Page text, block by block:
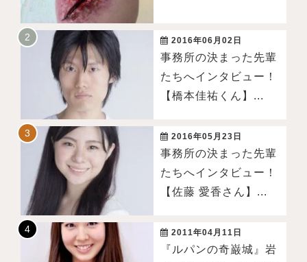
2016年06月02日
事務所の決まった先輩
たちへインタビュー！
【橋本佳祐くん】...
2016年05月23日
事務所の決まった先輩
たちへインタビュー！
【佐藤 愛香さん】...
2011年04月11日
『ルパンの奇巌城』岩